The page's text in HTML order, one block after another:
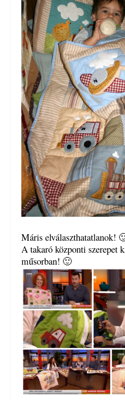
Máris elválaszthatatlanok!
A takaró központi szerepet
műsorban! 🙂